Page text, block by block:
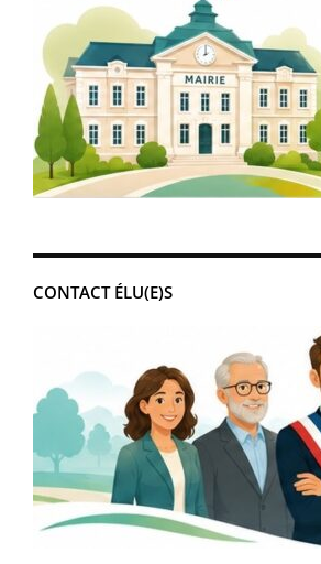
CONTACT ÉLU(E)S